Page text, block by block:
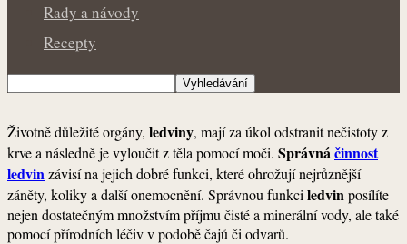
Rady a návody
Recepty
Životně důležité orgány, ledviny, mají za úkol odstranit nečistoty z
krve a následně je vyloučit z těla pomocí moči. Správnáčinnost
ledvinzávisí na jejich dobré funkci, které ohrožují nejrůznější
záněty, koliky a další onemocnění. Správnou funkci ledvinposílíte
nejen dostatečným množstvím příjmu čisté a minerální vody, ale také
pomocí přírodních léčiv v podobě čajů či odvarů.